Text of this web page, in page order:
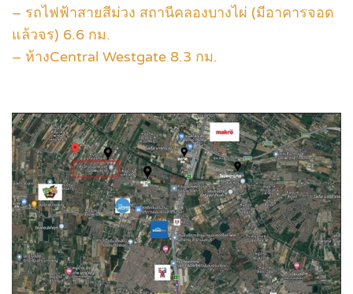
– รถไฟฟ้าสายสีม่วง สถานีคลองบางไผ่ (มีอาคารจอด
แล้วจร) 6.6 กม.
– ห้างCentral Westgate 8.3 กม.